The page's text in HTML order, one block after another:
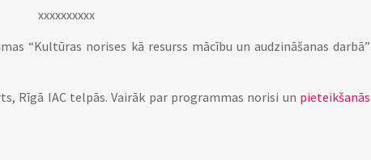
xxxxxxxxxx
“Kultūras norises kā resurss mācību un audzināšanas darbā”
Rīgā IAC telpās. Vairāk par programmas norisi un pieteikšanās